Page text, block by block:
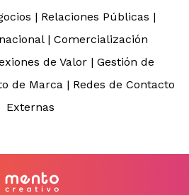
| Relaciones Públicas |
| Comercialización
de Valor | Gestión de
de Marca | Redes de Contacto
Externas